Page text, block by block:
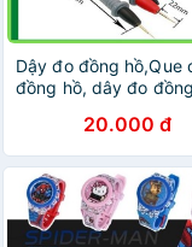
Dậy đo đồng hồ,Que
đồng hồ, dây đo
20.000 đ